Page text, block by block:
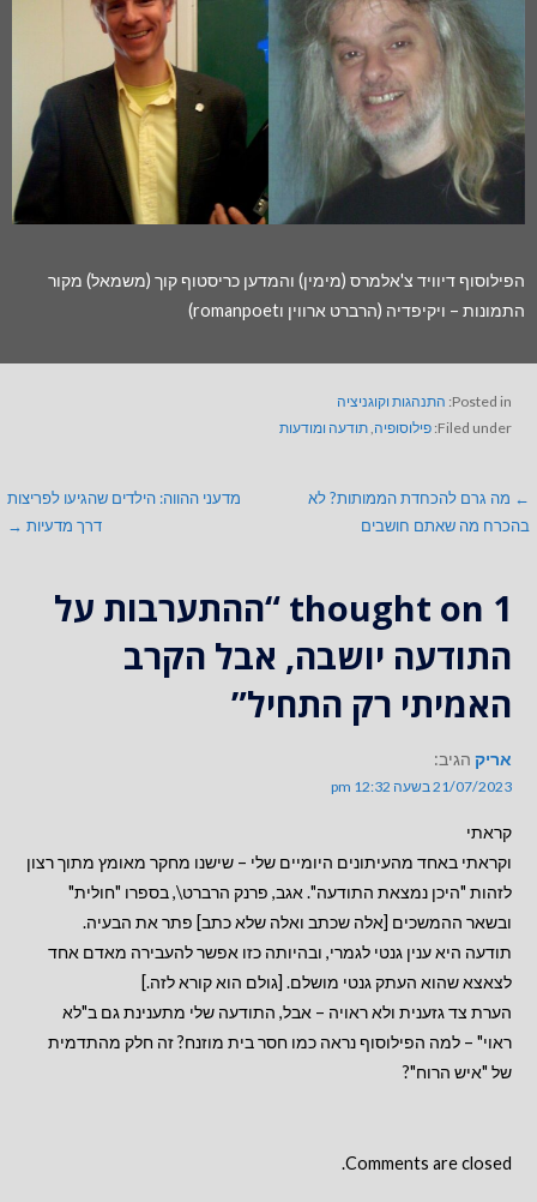
הפילוסוף דיוויד צ'אלמרס (מימין) והמדען כריסטוף קוך (משמאל) מקור
התמונות – ויקיפדיה (הרברט ארווין וromanpoet)
Posted in: התנהגות וקוגניציה
Filed under: פילוסופיה,תודעה ומודעות
← מה גרם להכחדת הממותות? לא
בהכרח מה שאתם חושבים
מדעני ההווה: הילדים שהגיעו לפריצות
דרך מדעיות →
1 thought on
“ההתערבות על
התודעה יושבה, אבל הקרב
האמיתי רק התחיל”
אריק הגיב:
21/07/2023 בשעה 12:32 pm
קראתי
וקראתי באחד מהעיתונים היומיים שלי – שישנו מחקר מאומץ מתוך רצון
לזהות "היכן נמצאת התודעה". אגב, פרנק הרברט\, בספרו "חולית"
ובשאר ההמשכים [אלה שכתב ואלה שלא כתב] פתר את הבעיה.
תודעה היא ענין גנטי לגמרי, ובהיותה כזו אפשר להעבירה מאדם אחד
לצאצא שהוא העתק גנטי מושלם. [גולם הוא קורא לזה.]
הערת צד גזענית ולא ראויה – אבל, התודעה שלי מתענינת גם ב"לא
ראוי" – למה הפילוסוף נראה כמו חסר בית מוזנח? זה חלק מהתדמית
של "איש הרוח"?
Comments are closed.